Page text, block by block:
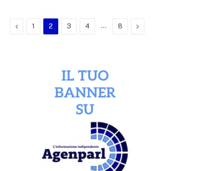
Previous
1 2 3 4 … 8 Next